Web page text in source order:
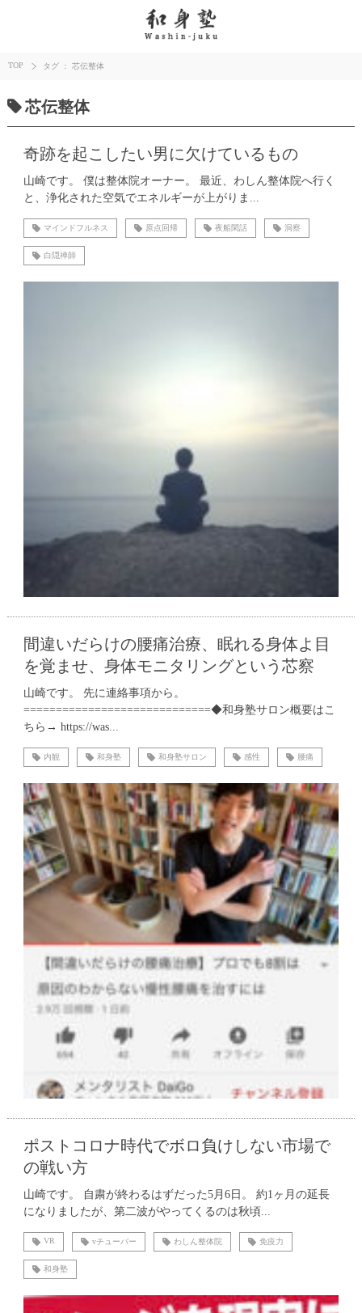
TOP タグ ： 芯伝整体
芯伝整体
奇跡を起こしたい男に欠けているもの
山崎です。 僕は整体院オーナー。 最近、わしん整体院へ行く
と、浄化された空気でエネルギーが上がりま...
マインドフルネス 原点回帰 夜船閑話 洞察
白隠禅師
間違いだらけの腰痛治療、眠れる身体よ目
を覚ませ、身体モニタリングという芯察
山崎です。 先に連絡事項から。
=============================◆和身塾サロン概要はこ
ちら→ https://was...
内観 和身塾 和身塾サロン 感性 腰痛
ポストコロナ時代でボロ負けしない市場で
の戦い方
山崎です。 自粛が終わるはずだった5月6日。 約1ヶ月の延長
になりましたが、第二波がやってくるのは秋頃...
VR vチューバー わしん整体院 免疫力
和身塾